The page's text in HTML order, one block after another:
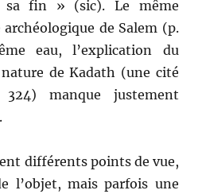
sa fin » (sic). Le même
de Salem (p.
eau, l’explication du
de Kadath (une cité
manque justement
différents points de vue,
l’objet, mais parfois une